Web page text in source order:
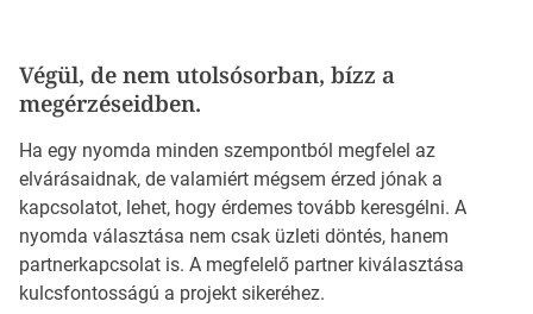
Végül, de nem utolsósorban, bízz a
megérzéseidben.
Ha egy nyomda minden szempontból megfelel az
elvárásaidnak, de valamiért mégsem érzed jónak a
kapcsolatot, lehet, hogy érdemes tovább keresgélni. A
nyomda választása nem csak üzleti döntés, hanem
partnerkapcsolat is. A megfelelő partner kiválasztása
kulcsfontosságú a projekt sikeréhez.